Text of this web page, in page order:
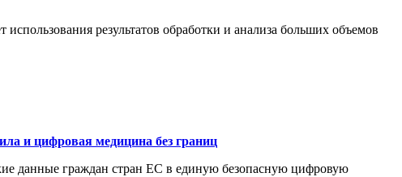
результатов обработки и анализа больших объемов
и цифровая медицина без границ
данные граждан стран ЕС в единую безопасную цифровую